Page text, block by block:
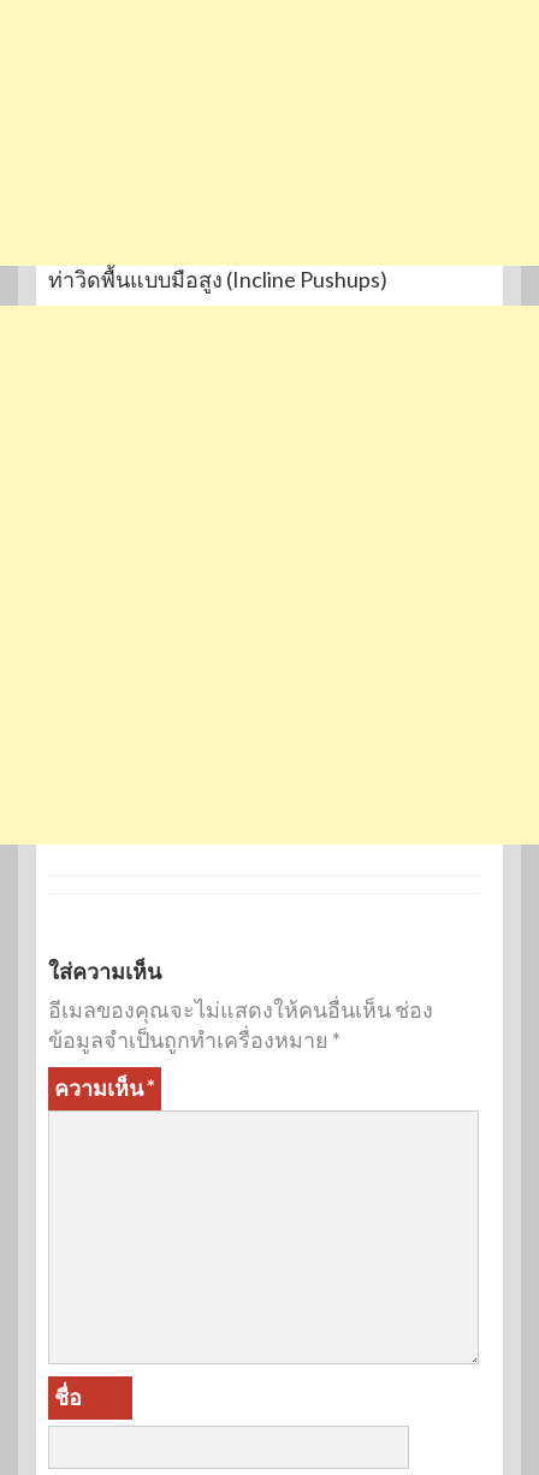
ท่าวิดพื้นแบบมือสูง (Incline Pushups)
ใส่ความเห็น
อีเมลของคุณจะไม่แสดงให้คนอื่นเห็นช่อง
ข้อมูลจำเป็นถูกทำเครื่องหมาย *
ความเห็น*
ชื่อ